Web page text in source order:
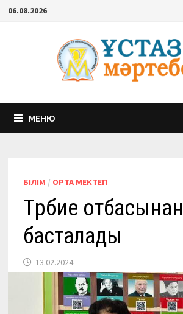
Перейти
содержимому
06.08.2026
МЕНЮ
БІЛІМ / ОРТА МЕКТЕП
Тәрбие отбасынан
басталады
13.02.2024